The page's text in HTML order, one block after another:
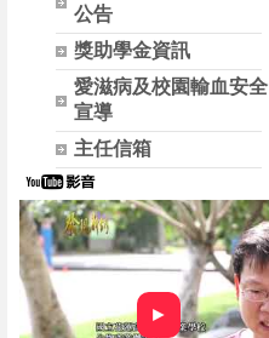
公告
獎助學金資訊
愛滋病及校園輸血安全
宣導
主任信箱
►